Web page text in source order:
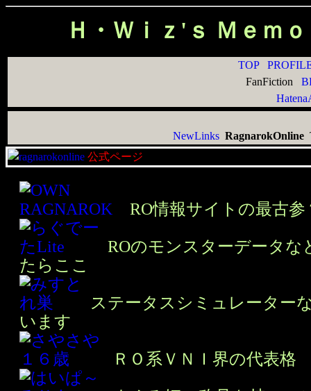
Ｈ・Ｗｉｚ'ｓ Ｍｅｍ
TOP
FanFiction
NewLinks RagnarokOnline
公式ページ
RO情報サイトの最古参
ROのモンスターデータな
たらここ
ステータスシミュレーター
います
ＲＯ系ＶＮＩ界の代表格